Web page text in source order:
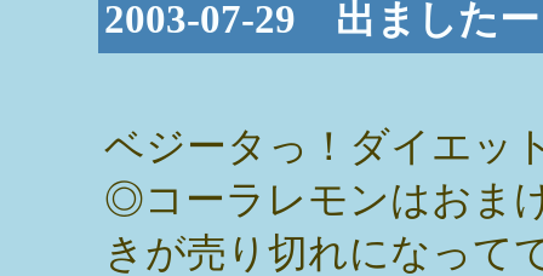
2003-07-29 出ました
ベジータっ！ダイエッ
◎コーラレモンはおま
きが売り切れになって